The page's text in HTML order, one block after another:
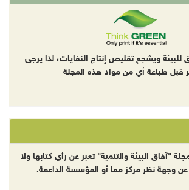
ويشجع تقليص إنتاج النفايات، لذا يرجى
قبل طباعة أي من مواد هذه المجلة
"آفاق البيئة والتنمية" تعبر عن رأي كتابها ولا
عن وجهة نظر مركز معا أو المؤسسة الداعمة.